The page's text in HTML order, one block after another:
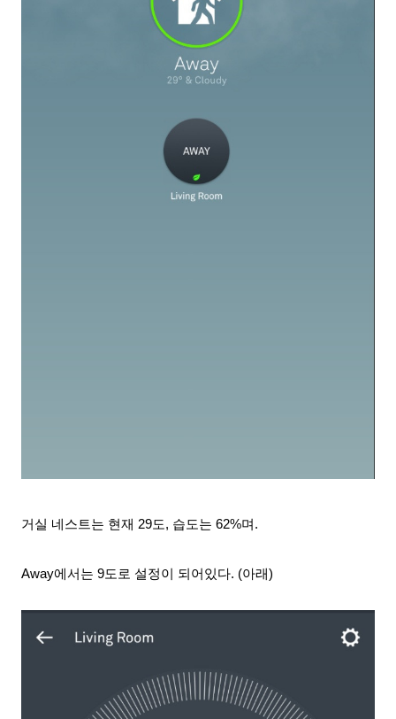
거실 네스트는 현재 29도, 습도는 62%며.
Away에서는 9도로 설정이 되어있다. (아래)